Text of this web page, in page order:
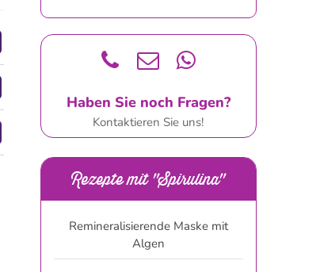
Haben Sie noch Fragen?
Kontaktieren Sie uns!
Rezepte mit "Spirulina"
Remineralisierende Maske mit
Algen